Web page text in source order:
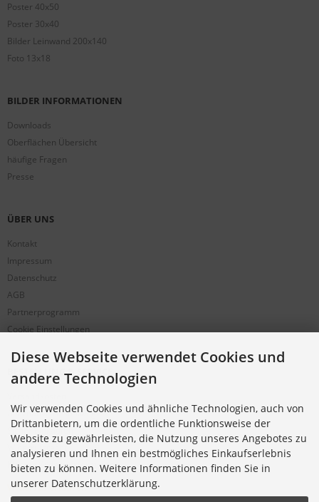
Poster 40x50
Poster 30x40
Bilder Leinwand 200x140
Foto 13x18
BILDER INFORMATIONEN
Downloads
Oberflächen Übersicht
häufige Fragen
Presse
ÜBER UNS
Kontakt
Impressum
Datenschutz
AGB
Partnerprogramm
Cookie Einstellungen
BESTELLUNG & SERVICE
Alternative Bestellwege
Sicher Einkaufen
Widerrufsrecht
Muster-Widerrufsformular
Widerruf erklären
Diese Webseite verwendet Cookies und
andere Technologien
Wir verwenden Cookies und ähnliche Technologien, auch von
Drittanbietern, um die ordentliche Funktionsweise der
Website zu gewährleisten, die Nutzung unseres Angebotes zu
analysieren und Ihnen ein bestmögliches Einkaufserlebnis
bieten zu können. Weitere Informationen finden Sie in
unserer Datenschutzerklärung.